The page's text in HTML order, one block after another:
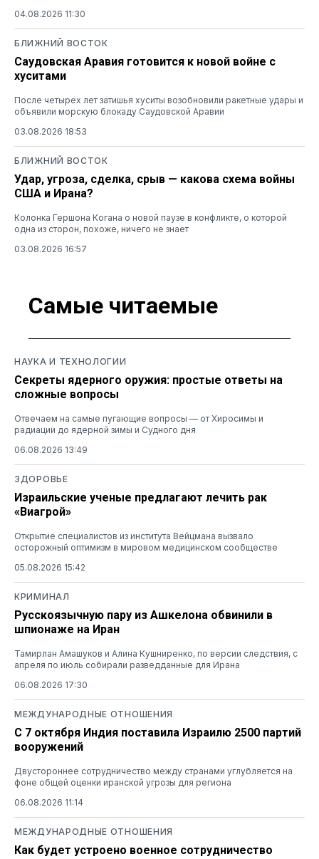
04.08.2026 11:30
БЛИЖНИЙ ВОСТОК
Саудовская Аравия готовится к новой войне с
хуситами
После четырех лет затишья хуситы возобновили ракетные удары и
объявили морскую блокаду Саудовской Аравии
03.08.2026 18:53
БЛИЖНИЙ ВОСТОК
Удар, угроза, сделка, срыв — какова схема войны
США и Ирана?
Колонка Гершона Когана о новой паузе в конфликте, о которой
одна из сторон, похоже, ничего не знает
03.08.2026 16:57
Самые читаемые
НАУКА И ТЕХНОЛОГИИ
Секреты ядерного оружия: простые ответы на
сложные вопросы
Отвечаем на самые пугающие вопросы — от Хиросимы и
радиации до ядерной зимы и Судного дня
06.08.2026 13:49
ЗДОРОВЬЕ
Израильские ученые предлагают лечить рак
«Виагрой»
Открытие специалистов из института Вейцмана вызвало
осторожный оптимизм в мировом медицинском сообществе
05.08.2026 15:42
КРИМИНАЛ
Русскоязычную пару из Ашкелона обвинили в
шпионаже на Иран
Тамирлан Амашуков и Алина Кушниренко, по версии следствия, с
апреля по июль собирали разведданные для Ирана
06.08.2026 17:30
МЕЖДУНАРОДНЫЕ ОТНОШЕНИЯ
С 7 октября Индия поставила Израилю 2500 партий
вооружений
Двустороннее сотрудничество между странами углубляется на
фоне общей оценки иранской угрозы для региона
06.08.2026 11:14
МЕЖДУНАРОДНЫЕ ОТНОШЕНИЯ
Как будет устроено военное сотрудничество